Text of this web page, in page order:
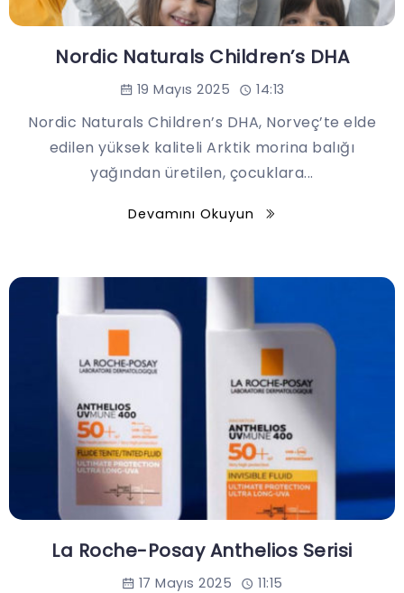
Nordic Naturals Children’s DHA
19 Mayıs 2025 14:13
Nordic Naturals Children’s DHA, Norveç’te elde
edilen yüksek kaliteli Arktik morina balığı
yağından üretilen, çocuklara...
Devamını Okuyun
La Roche-Posay Anthelios Serisi
17 Mayıs 2025 11:15